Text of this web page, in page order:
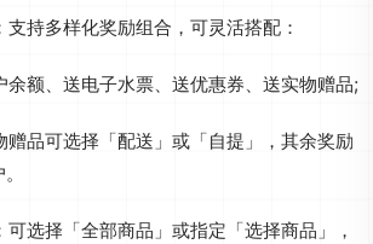
持多样化奖励组合，可灵活搭配：
余额、送电子水票、送优惠券、送实物赠品;
赠品可选择「配送」或「自提」，其余奖励
可选择「全部商品」或指定「选择商品」，